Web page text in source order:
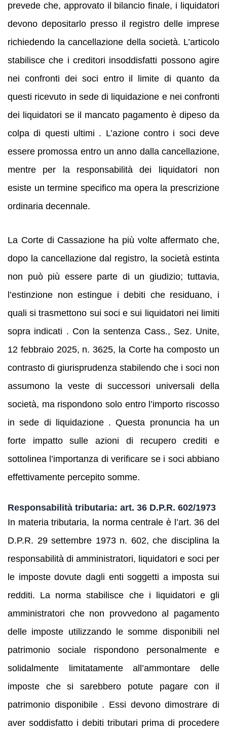
prevede che, approvato il bilancio finale, i liquidatori
devono depositarlo presso il registro delle imprese
richiedendo la cancellazione della società. L’articolo
stabilisce che i creditori insoddisfatti possono agire
nei confronti dei soci entro il limite di quanto da
questi ricevuto in sede di liquidazione e nei confronti
dei liquidatori se il mancato pagamento è dipeso da
colpa di questi ultimi . L’azione contro i soci deve
essere promossa entro un anno dalla cancellazione,
mentre per la responsabilità dei liquidatori non
esiste un termine specifico ma opera la prescrizione
ordinaria decennale.
La Corte di Cassazione ha più volte affermato che,
dopo la cancellazione dal registro, la società estinta
non può più essere parte di un giudizio; tuttavia,
l’estinzione non estingue i debiti che residuano, i
quali si trasmettono sui soci e sui liquidatori nei limiti
sopra indicati . Con la sentenza Cass., Sez. Unite,
12 febbraio 2025, n. 3625, la Corte ha composto un
contrasto di giurisprudenza stabilendo che i soci non
assumono la veste di successori universali della
società, ma rispondono solo entro l’importo riscosso
in sede di liquidazione . Questa pronuncia ha un
forte impatto sulle azioni di recupero crediti e
sottolinea l’importanza di verificare se i soci abbiano
effettivamente percepito somme.
Responsabilità tributaria: art. 36 D.P.R. 602/1973
In materia tributaria, la norma centrale è l’art. 36 del
D.P.R. 29 settembre 1973 n. 602, che disciplina la
responsabilità di amministratori, liquidatori e soci per
le imposte dovute dagli enti soggetti a imposta sui
redditi. La norma stabilisce che i liquidatori e gli
amministratori che non provvedono al pagamento
delle imposte utilizzando le somme disponibili nel
patrimonio sociale rispondono personalmente e
solidalmente limitatamente all’ammontare delle
imposte che si sarebbero potute pagare con il
patrimonio disponibile . Essi devono dimostrare di
aver soddisfatto i debiti tributari prima di procedere